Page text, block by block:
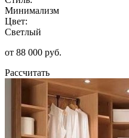
Минимализм
Цвет:
Светлый
от 88 000 руб.
Рассчитать